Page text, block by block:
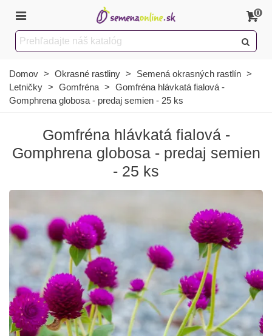
0
Domov > Okrasné rastliny > Semená okrasných rastlín >
Letničky > Gomfréna > Gomfréna hlávkatá fialová -
Gomphrena globosa - predaj semien - 25 ks
Gomfréna hlávkatá fialová -
Gomphrena globosa - predaj semien
- 25 ks